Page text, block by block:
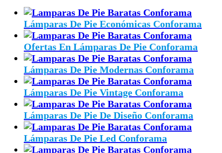
Lámparas De Pie Económicas Conforama
Ofertas En Lámparas De Pie Conforama
Lámparas De Pie Modernas Conforama
Lámparas De Pie Vintage Conforama
Lámparas De Pie De Diseño Conforama
Lámparas De Pie Led Conforama